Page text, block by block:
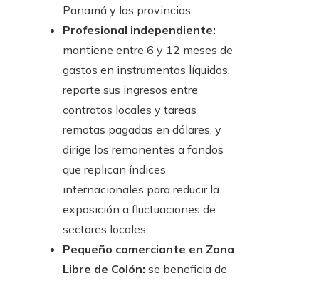
Panamá y las provincias.
Profesional independiente:
mantiene entre 6 y 12 meses de
gastos en instrumentos líquidos,
reparte sus ingresos entre
contratos locales y tareas
remotas pagadas en dólares, y
dirige los remanentes a fondos
que replican índices
internacionales para reducir la
exposición a fluctuaciones de
sectores locales.
Pequeño comerciante en Zona
Libre de Colón: se beneficia de